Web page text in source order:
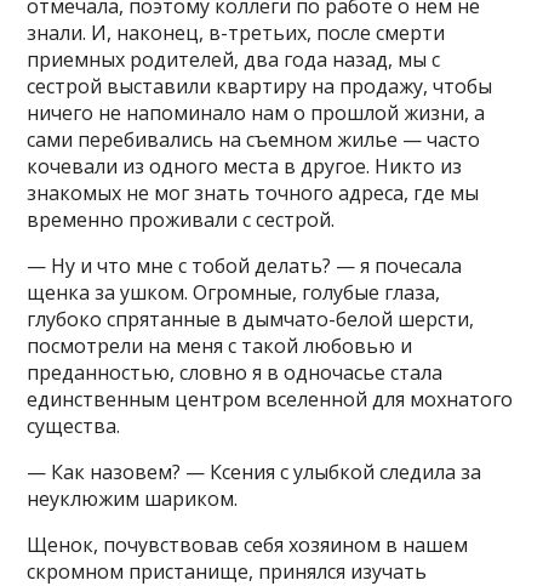
отмечала, поэтому коллеги по работе о нем не
знали. И, наконец, в-третьих, после смерти
приемных родителей, два года назад, мы с
сестрой выставили квартиру на продажу, чтобы
ничего не напоминало нам о прошлой жизни, а
сами перебивались на съемном жилье — часто
кочевали из одного места в другое. Никто из
знакомых не мог знать точного адреса, где мы
временно проживали с сестрой.
— Ну и что мне с тобой делать? — я почесала
щенка за ушком. Огромные, голубые глаза,
глубоко спрятанные в дымчато-белой шерсти,
посмотрели на меня с такой любовью и
преданностью, словно я в одночасье стала
единственным центром вселенной для мохнатого
cущества.
— Как назовем? — Ксения с улыбкой следила за
неуклюжим шариком.
Щенок, почувствовав себя хозяином в нашем
скромном пристанище, принялся изучать